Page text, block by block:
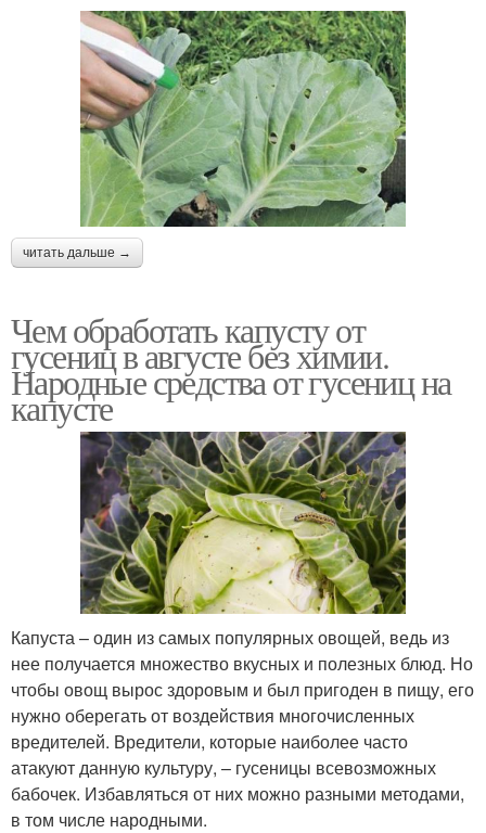
читать дальше →
Чем обработать капусту от
гусениц в августе без химии.
Народные средства от гусениц на
капусте
Капуста – один из самых популярных овощей, ведь из
нее получается множество вкусных и полезных блюд. Но
чтобы овощ вырос здоровым и был пригоден в пищу, его
нужно оберегать от воздействия многочисленных
вредителей. Вредители, которые наиболее часто
атакуют данную культуру, – гусеницы всевозможных
бабочек. Избавляться от них можно разными методами,
в том числе народными.